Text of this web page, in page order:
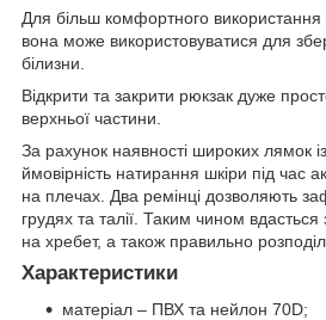
Для більш комфортного використання
вона може використовуватися для
білизни.
Відкрити та закрити рюкзак дуже
верхньої частини.
За рахунок наявності широких лямок
ймовірність натирання шкіри під час
на плечах. Два ремінці дозволяють
грудях та талії. Таким чином
на хребет, а також правильно
Характеристики
матеріал – ПВХ та нейлон 70D;